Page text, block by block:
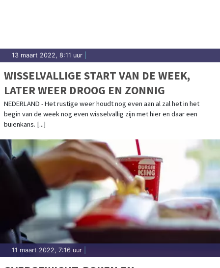
13 maart 2022, 8:11 uur
WISSELVALLIGE START VAN DE WEEK,
LATER WEER DROOG EN ZONNIG
NEDERLAND - Het rustige weer houdt nog even aan al zal het in het
begin van de week nog even wisselvallig zijn met hier en daar een
buienkans. [...]
11 maart 2022, 7:16 uur